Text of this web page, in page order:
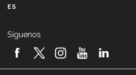
2026! (video)
ES
Síguenos